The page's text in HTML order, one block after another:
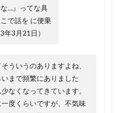
な…』ってな具
で話を に便乗
3月21日）
ういうのありますよね、
まで頻繁にありました
なくなってきています。
度くらいですが、不気味